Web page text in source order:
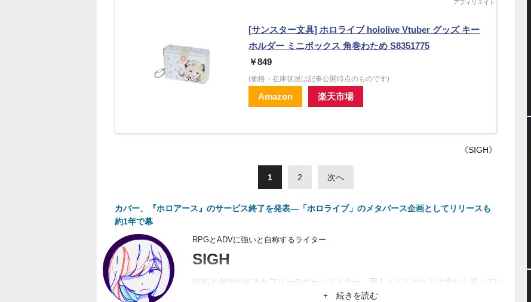
[サンスター文具] ホロライブ hololive Vtuber グッズ キー
ホルダー ミニボックス 角巻わため S8351775
￥849
(価格・在庫状況は記事公開時点のものです)
Amazon 楽天市場
《SIGH》
1 2 次へ
カバー、『ホロアース』のサービス終了を発表―「ホロライブ」のメタバース企画としてリリースも
約1年で幕
RPGとADVに強いと自称するライター
SIGH
RPGとADVが好きなフリーのゲームライター。同人ノベルゲームは昔から追ってい
るのでそこそこ詳しい。面白ければジャンル問わずなんでもプレイするのが信条。
+ 続きを読む